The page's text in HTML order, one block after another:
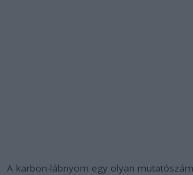
A karbon-lábnyom egy olyan